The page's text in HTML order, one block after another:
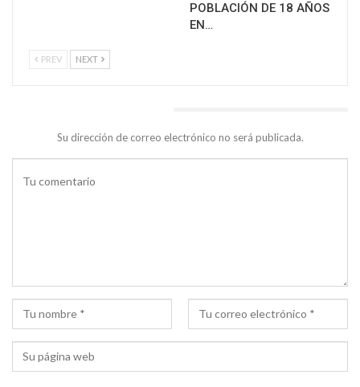
POBLACIÓN DE 18 AÑOS
EN…
PREV NEXT
Su dirección de correo electrónico no será publicada.